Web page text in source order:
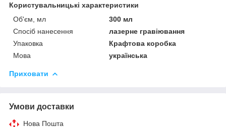
Користувальницькі характеристики
Об'єм, мл
300 мл
Спосіб нанесення
лазерне гравіювання
Упаковка
Крафтова коробка
Мова
українська
Приховати
Умови доставки
Нова Пошта